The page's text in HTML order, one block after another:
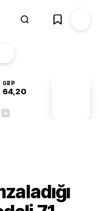
GBP
64,20